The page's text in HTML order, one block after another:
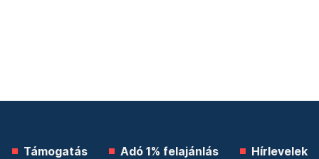
Támogatás Adó 1% felajánlás Hírlevelek